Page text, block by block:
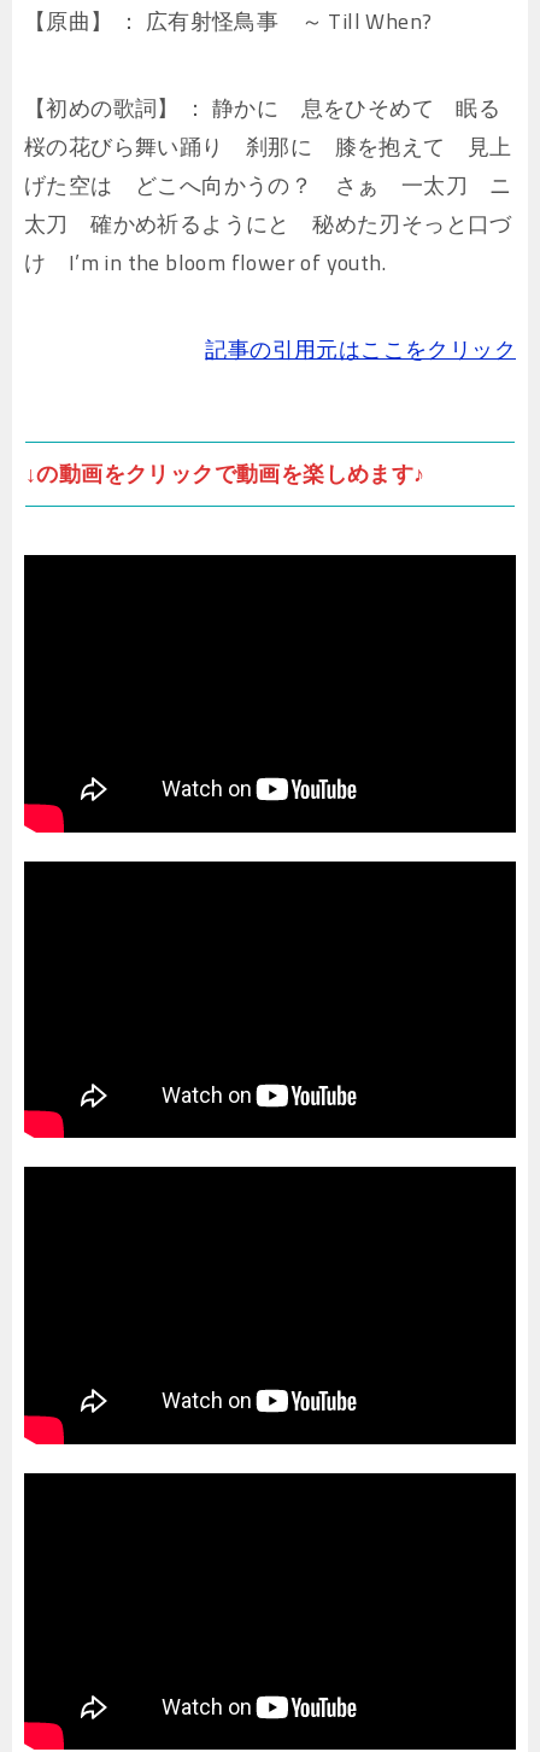
【原曲】 ： 広有射怪鳥事 ～ Till When?
【初めの歌詞】 ： 静かに 息をひそめて 眠る
桜の花びら舞い踊り 刹那に 膝を抱えて 見上
げた空は どこへ向かうの？ さぁ 一太刀 ニ
太刀 確かめ祈るようにと 秘めた刃そっと口づ
け I’m in the bloom flower of youth.
記事の引用元はここをクリック
↓の動画をクリックで動画を楽しめます♪